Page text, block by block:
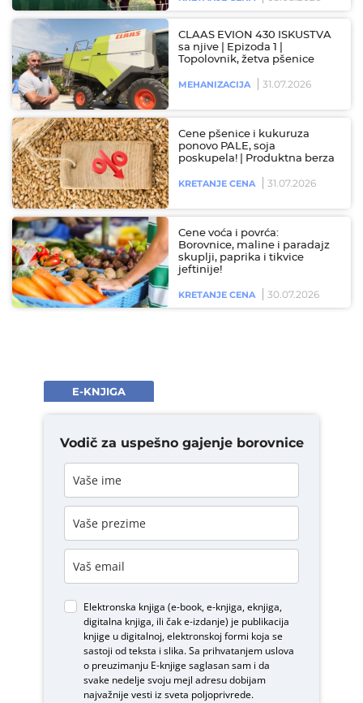
CLAAS EVION 430 ISKUSTVA
sa njive | Epizoda 1 |
Topolovnik, žetva pšenice
MEHANIZACIJA 31.07.2026
Cene pšenice i kukuruza
ponovo PALE, soja
poskupela! | Produktna berza
KRETANJE CENA 31.07.2026
Cene voća i povrća:
Borovnice, maline i paradajz
skuplji, paprika i tikvice
jeftinije!
KRETANJE CENA 30.07.2026
E-KNJIGA
Vodič za uspešno gajenje borovnice
Elektronska knjiga (e-book, e-knjiga, eknjiga,
digitalna knjiga, ili čak e-izdanje) je publikacija
knjige u digitalnoj, elektronskoj formi koja se
sastoji od teksta i slika. Sa prihvatanjem uslova
o preuzimanju E-knjigesaglasan sam i da
svake nedelje svoju mejl adresu dobijam
najvažnije vesti iz sveta poljoprivrede.